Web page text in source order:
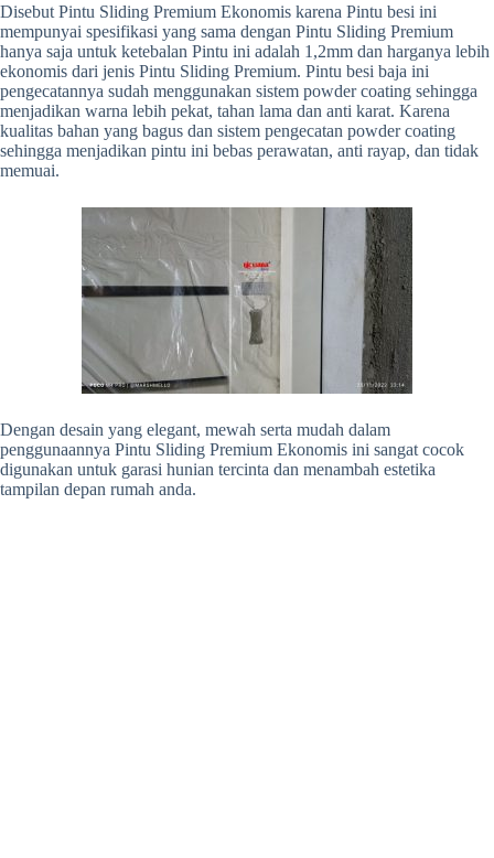
Disebut Pintu Sliding Premium Ekonomis karena Pintu besi ini
mempunyai spesifikasi yang sama dengan Pintu Sliding Premium
hanya saja untuk ketebalan Pintu ini adalah 1,2mm dan harganya lebih
ekonomis dari jenis Pintu Sliding Premium. Pintu besi baja ini
pengecatannya sudah menggunakan sistem powder coating sehingga
menjadikan warna lebih pekat, tahan lama dan anti karat. Karena
kualitas bahan yang bagus dan sistem pengecatan powder coating
sehingga menjadikan pintu ini bebas perawatan, anti rayap, dan tidak
memuai.
Dengan desain yang elegant, mewah serta mudah dalam
penggunaannya Pintu Sliding Premium Ekonomis ini sangat cocok
digunakan untuk garasi hunian tercinta dan menambah estetika
tampilan depan rumah anda.